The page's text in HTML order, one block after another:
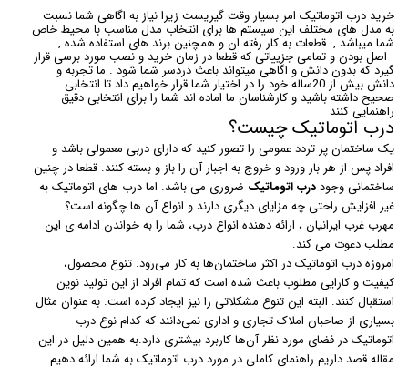
خرید درب اتوماتیک امر بسیار وقت گیریست زیرا نیاز به اگاهی شما نسبت
به مدل های مختلف این سیستم ها برای انتخاب مدل مناسب با محیط خاص
شما میباشد , قطعات به کار رفته ان و همچنین برند های استفاده شده ,
اصل بودن و تمامی جزییاتی که قطعا در زمان خرید و نصب مورد برسی قرار
گیرد که بدون دانش و اگاهی میتواند باعث دردسر شما شود . ما تجربه و
دانش بیش از 20ساله خود را در اختیار شما قرار خواهیم داد تا انتخابی
صحیح داشته باشید و کارشناسان ما اماده اند شما را برای انتخابی دقیق
راهنمایی کنند
درب اتوماتیک چیست؟
یک ساختمان پر تردد عمومی را تصور کنید که دارای دربی معمولی باشد و
افراد پس از هر بار ورود و خروج به اجبار آن را باز و بسته کنند. قطعا در چنین
ساختمانی وجوددرب اتوماتیک ضروری می باشد. اما درب های اتوماتیک به
غیر افزایش راحتی چه مزایای دیگری دارند و انواع آن ها چگونه است؟
مهرب غرب ایرانیان ، ارائه دهنده انواع درب، شما را به خواندن ادامه ی این
مطلب دعوت می کند.
امروزه درب اتوماتیک در اکثر ساختمان‌ها به کار می‌رود. تنوع محصول،
کیفیت و کارایی مطلوب باعث شده است که تمام افراد از این تولید نوین
استقبال کنند. البته این تنوع مشکلاتی را نیز ایجاد کرده است. به عنوان مثال
بسیاری از صاحبان املاک تجاری و اداری نمی‌دانند که کدام نوع درب
اتوماتیک در فضای مورد نظر آن‌ها کاربرد بیشتری دارد.به همین دلیل در این
مقاله قصد داریم راهنمای کاملی در مورد درب اتوماتیک به شما ارائه دهیم.